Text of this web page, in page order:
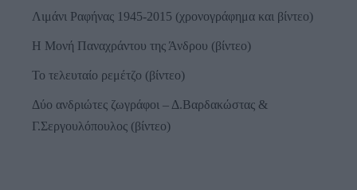
Λιμάνι Ραφήνας 1945-2015 (χρονογράφημα και βίντεο)
Η Μονή Παναχράντου της Άνδρου (βίντεο)
Το τελευταίο ρεμέτζο (βίντεο)
Δύο ανδριώτες ζωγράφοι – Δ.Βαρδακώστας &
Γ.Σεργουλόπουλος (βίντεο)